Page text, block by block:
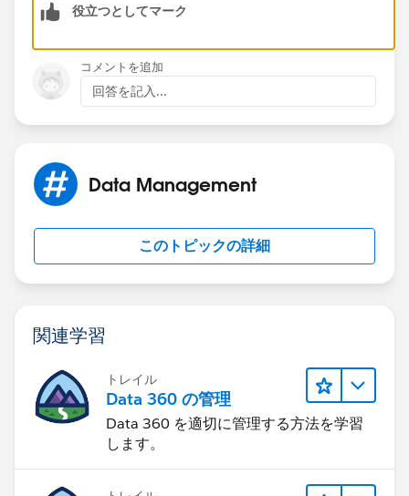
役立つとしてマーク
コメントを追加
回答を記入...
Data Management
このトピックの詳細
関連学習
トレイル
Data 360 の管理
Data 360 を適切に管理する方法を学習
します。